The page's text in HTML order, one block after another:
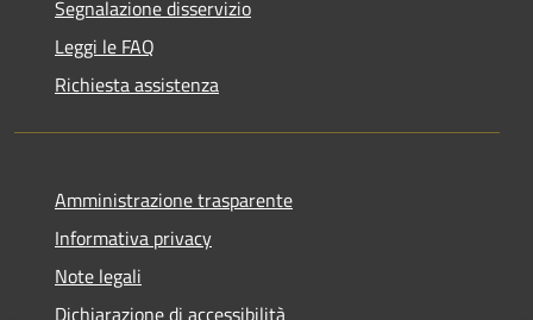
Segnalazione disservizio
Leggi le FAQ
Richiesta assistenza
Amministrazione trasparente
Informativa privacy
Note legali
Dichiarazione di accessibilità